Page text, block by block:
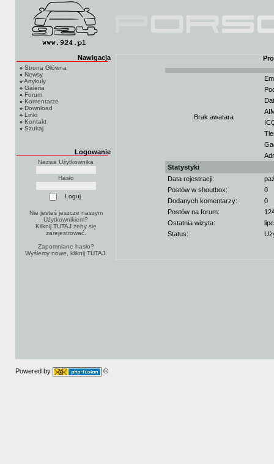
Nawigacja
Strona Główna
Newsy
Artykuły
Galeria
Forum
Komentarze
Download
Linki
Kontakt
Szukaj
Logowanie
Nazwa Użytkownika
Hasło
Nie jesteś jeszcze naszym
Użytkownikiem?
Kilknij TUTAJżeby się
zarejestrować.
Zapomniane hasło?
Wyślemy nowe, kliknij TUTAJ.
Brak awatara
Statystyki
Data rejestracji:
Postów w shoutbox:
0
Dodanych komentarzy:
0
Postów na forum:
Ostatnia wizyta:
Status:
Powered by ©